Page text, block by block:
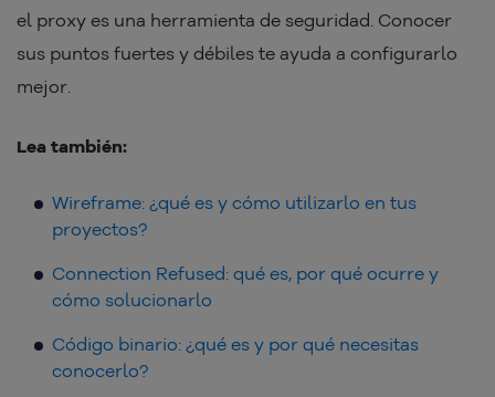
el proxy es una herramienta de seguridad. Conocer
sus puntos fuertes y débiles te ayuda a configurarlo
mejor.
Lea también:
Wireframe: ¿qué es y cómo utilizarlo en tus
proyectos?
Connection Refused: qué es, por qué ocurre y
cómo solucionarlo
Código binario: ¿qué es y por qué necesitas
conocerlo?